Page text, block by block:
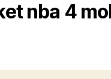
nba 4